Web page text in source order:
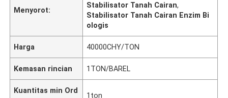
Menyorot:
Stabilisator Tanah Cairan,
Stabilisator Tanah Cairan Enzim Bi
ologis
Harga 40000CHY/TON
Kemasan rincian 1TON/BAREL
Kuantitas min Ord
1ton